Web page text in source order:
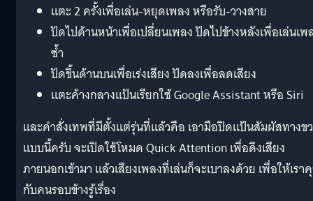
แตะ 2 ครั้งเพื่อเล่น-หยุดเพลง หรือรับ-วางสาย
ปัดไปด้านหน้าเพื่อเปลี่ยนเพลง ปัดไปข้างหลังเพื่อเล่นเพ
ซ้ำ
ปัดขึ้นด้านบนเพื่อเร่งเสียง ปัดลงเพื่อลดเสียง
แตะค้างกลางแป้นเรียกใช้ Google Assistant หรือ Siri
และคำสั่งเทพที่มีตั้งแต่รุ่นที่แล้วคือ เอามือปิดแป้นสัมผัสทางข
แบบนี้ครับ จะเปิดใช้โหมด Quick Attention เพื่อดึงเสียง
ภายนอกเข้ามา แล้วเสียงเพลงที่เล่นก็จะเบาลงด้วย เพื่อให้เรา
กับคนรอบข้างรู้เรื่อง